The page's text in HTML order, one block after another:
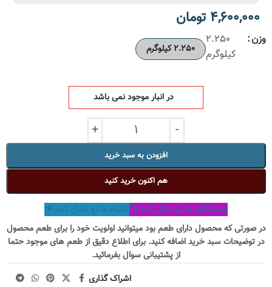
4,600,000 تومان
وزن
2.250
کیلوگرم
2.250 کیلوگرم
در انبار موجود نمی باشد
افزودن به سبد خرید
هم اکنون خرید کنید
اینستاگرام ما رو دنبال کنید
تلکرام ما رو دنبال کنید
در صورتی که محصول دارای طعم بود میتوانید اولویت خود را برای طعم محصول
در توضیحات سبد خرید اضافه کنید. برای اطلاع دقیق از طعم های موجود حتما
از پشتیبانی سوال بفرمائید.
اشراک گذاری